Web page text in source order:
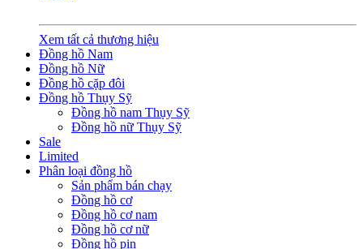
Xem tất cả thương hiệu
Đồng hồ Nam
Đồng hồ Nữ
Đồng hồ cặp đôi
Đồng hồ Thụy Sỹ
Đồng hồ nam Thụy Sỹ
Đồng hồ nữ Thụy Sỹ
Sale
Limited
Phân loại đồng hồ
Sản phẩm bán chạy
Đồng hồ cơ
Đồng hồ cơ nam
Đồng hồ cơ nữ
Đồng hồ pin